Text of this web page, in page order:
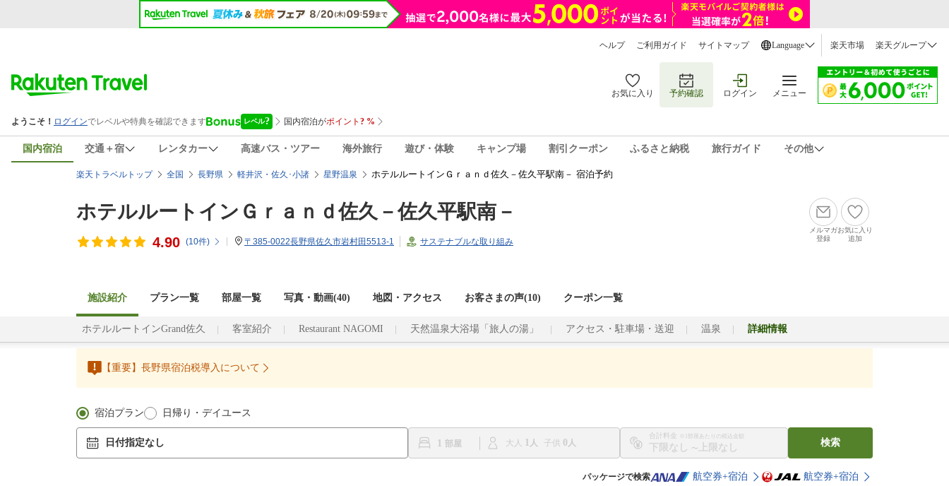
ヘルプ ご利用ガイド サイトマップ Language 楽天市場 楽天グループ
お気に入り 予約確認 ログイン メニュー
国内宿泊 交通＋宿 レンタカー 高速バス・ツアー 海外旅行 遊び・体験 キャンプ場 割引クーポン ふるさと納税 旅行ガイド その他
楽天トラベルトップ 全国 長野県 軽井沢・佐久･小諸 星野温泉 ホテルルートインＧｒａｎｄ佐久－佐久平駅南－ 宿泊予約
ホテルルートインＧｒａｎｄ佐久－佐久平駅南－
4.90 (10件) 〒385-0022長野県佐久市岩村田5513-1 サステナブルな取り組み
メルマガ
登録
お気に入り
追加
施設紹介 プラン一覧 部屋一覧 写真・動画(40) 地図・アクセス お客さまの声(10) クーポン一覧
ホテルルートインGrand佐久 客室紹介 Restaurant NAGOMI 天然温泉大浴場「旅人の湯」 アクセス・駐車場・送迎 温泉 詳細情報
【重要】長野県宿泊税導入について
宿泊プラン 日帰り・デイユース
日付指定なし 1 大人 1 子供 0
合計料金 ※1部屋あたりの税込金額
〜
検索
パッケージで検索 航空券+宿泊 航空券+宿泊